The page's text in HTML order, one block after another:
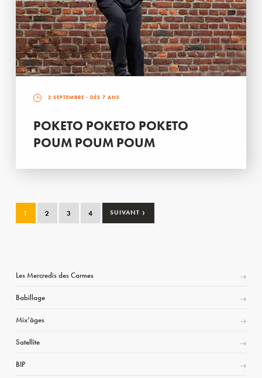
2 SEPTEMBRE - DÈS 7 ANS
POKETO POKETO POKETO
POUM POUM POUM
1 2 3 4 SUIVANT ›
Les Mercredis des Carmes
Babillage
Mix’âges
Satellite
BIP